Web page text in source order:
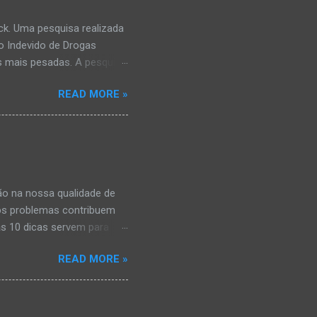
Uma pesquisa realizada
Indevido de Drogas
pesadas. A pesquisa
comprometimento
vezes algum problema
o álcool, que é
READ MORE »
na nossa qualidade de
problemas contribuem
dicas servem para
fim de semana – é o
estimulantes devem
3. Não cochilar fora de
prejudicar o sono à
READ MORE »